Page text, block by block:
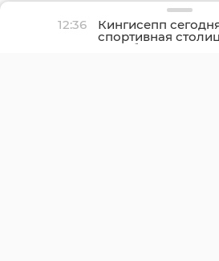
12:36 Кингисепп
спортивная
Ленобласти: